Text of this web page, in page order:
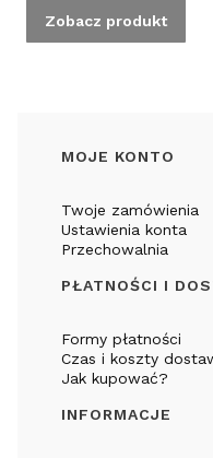
Zobacz produkt
Linki w
MOJE KONTO
Twoje zamówienia
Ustawienia konta
Przechowalnia
PŁATNOŚCI I
Formy płatności
Czas i koszty
Jak kupować?
INFORMACJE